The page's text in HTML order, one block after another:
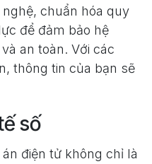
chuẩn hóa quy
để đảm bảo hệ
an toàn. Với các
thông tin của bạn sẽ
số
điện tử không chỉ là